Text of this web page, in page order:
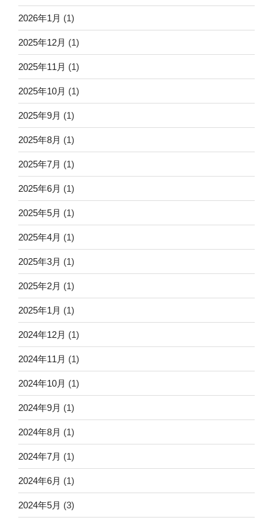
2026年1月 (1)
2025年12月 (1)
2025年11月 (1)
2025年10月 (1)
2025年9月 (1)
2025年8月 (1)
2025年7月 (1)
2025年6月 (1)
2025年5月 (1)
2025年4月 (1)
2025年3月 (1)
2025年2月 (1)
2025年1月 (1)
2024年12月 (1)
2024年11月 (1)
2024年10月 (1)
2024年9月 (1)
2024年8月 (1)
2024年7月 (1)
2024年6月 (1)
2024年5月 (3)